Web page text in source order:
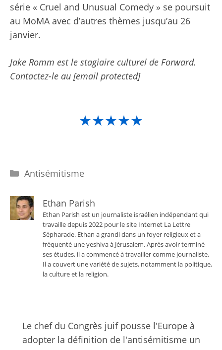
série « Cruel and Unusual Comedy » se poursuit
au MoMA avec d’autres thèmes jusqu’au 26
janvier.
Jake Romm est le stagiaire culturel de Forward.
Contactez-le au [email protected]
★★★★★
Catégories
Antisémitisme
Ethan Parish
Ethan Parish est un journaliste israélien indépendant qui
travaille depuis 2022 pour le site Internet La Lettre
Sépharade. Ethan a grandi dans un foyer religieux et a
fréquenté une yeshiva à Jérusalem. Après avoir terminé
ses études, il a commencé à travailler comme journaliste.
Il a couvert une variété de sujets, notamment la politique,
la culture et la religion.
Le chef du Congrès juif pousse l'Europe à
adopter la définition de l'antisémitisme un